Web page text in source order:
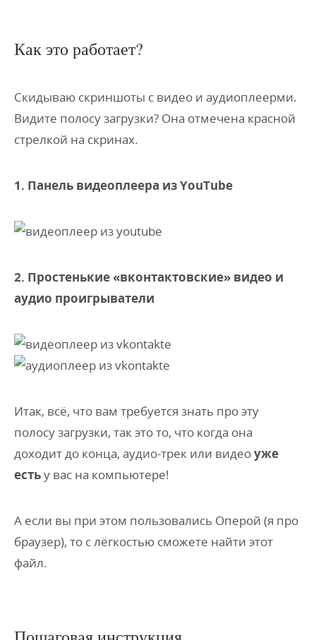
Как это работает?
Скидываю скриншоты с видео и аудиоплеерми.
Видите полосу загрузки? Она отмечена красной
стрелкой на скринах.
1. Панель видеоплеера из YouTube
2. Простенькие «вконтактовские» видео и
аудио проигрыватели
Итак, всё, что вам требуется знать про эту
полосу загрузки, так это то, что когда она
доходит до конца, аудио-трек или видеоуже
естьу вас на компьютере!
А если вы при этом пользовались Оперой (я про
браузер), то с лёгкостью сможете найти этот
файл.